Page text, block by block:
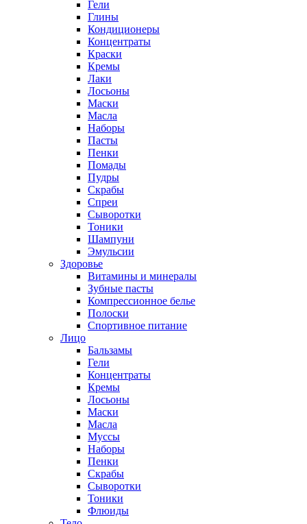
Гели
Глины
Кондиционеры
Концентраты
Краски
Кремы
Лаки
Лосьоны
Маски
Масла
Наборы
Пасты
Пенки
Помады
Пудры
Скрабы
Спреи
Сыворотки
Тоники
Шампуни
Эмульсии
Здоровье
Витамины и минералы
Зубные пасты
Компрессионное белье
Полоски
Спортивное питание
Лицо
Бальзамы
Гели
Концентраты
Кремы
Лосьоны
Маски
Масла
Муссы
Наборы
Пенки
Скрабы
Сыворотки
Тоники
Флюиды